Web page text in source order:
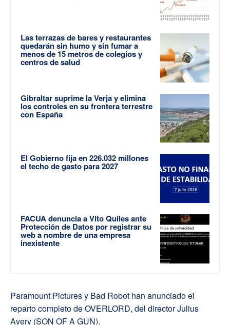
Las terrazas de bares y restaurantes
quedarán sin humo y sin fumar a
menos de 15 metros de colegios y
centros de salud
Gibraltar suprime la Verja y elimina
los controles en su frontera terrestre
con España
El Gobierno fija en 226.032 millones
el techo de gasto para 2027
FACUA denuncia a Vito Quiles ante
Protección de Datos por registrar su
web a nombre de una empresa
inexistente
Paramount Pictures y Bad Robot han anunciado el
reparto completo de OVERLORD, del director Julius
Avery (SON OF A GUN).